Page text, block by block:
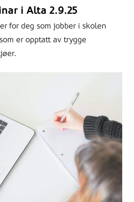
i Alta 2.9.25
for deg som jobber i skolen
er opptatt av trygge